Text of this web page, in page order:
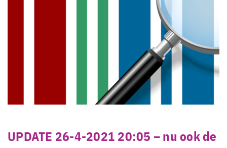
UPDATE 26-4-2021 20:05 – nu ook de